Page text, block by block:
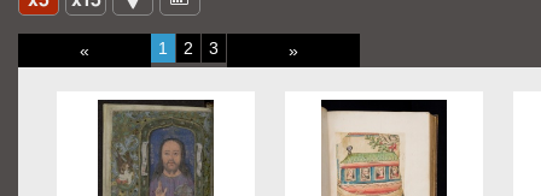
« 1 2 3 »